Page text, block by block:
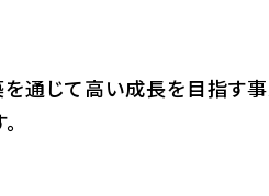
通じて高い成長を目指す